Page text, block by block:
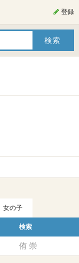
登録
女の子
検索
侑 崇